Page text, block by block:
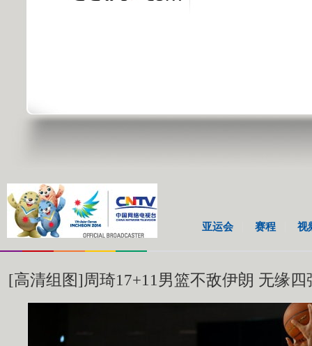
亚运会 赛程 视
[高清组图]周琦17+11男篮不敌伊朗 无缘四